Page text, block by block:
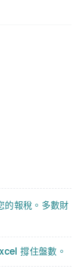
的報稅。多數財
撐住盤數。